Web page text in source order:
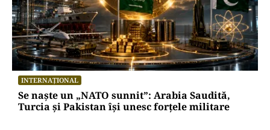
INTERNAȚIONAL
Se naște un „NATO sunnit”: Arabia Saudită,
Turcia și Pakistan își unesc forțele militare